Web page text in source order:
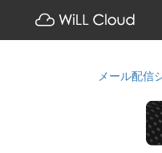
メール配信